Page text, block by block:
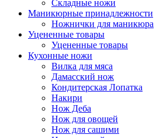
Складные ножи
Маникюрные принадлежности
Ножнички для маникюра
Уцененные товары
Уцененные товары
Кухонные ножи
Вилка для мяса
Дамасский нож
Кондитерская Лопатка
Накири
Нож Деба
Нож для овощей
Нож для сашими